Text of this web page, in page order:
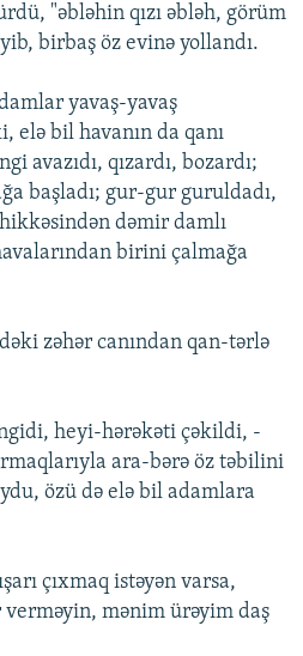
"əbləhin qızı əbləh, görüm
birbaş öz evinə yollandı.
yavaş-yavaş
elə bil havanın da qanı
avazıdı, qızardı, bozardı;
başladı; gur-gur guruldadı,
dəmir damlı
birini çalmağa
zəhər canından qan-tərlə
heyi-hərəkəti çəkildi, -
ara-bərə öz təbilini
özü də elə bil adamlara
çıxmaq istəyən varsa,
mənim ürəyim daş